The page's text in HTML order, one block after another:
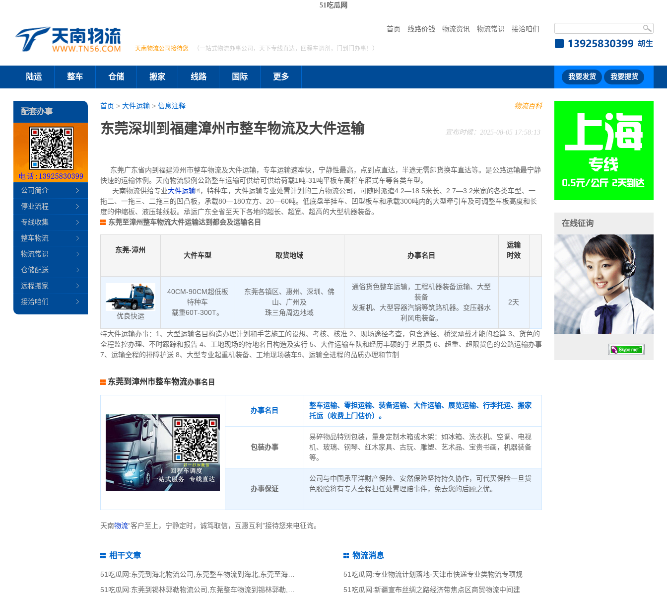
51吃瓜网
首页 线路价钱 物流资讯 物流常识 接洽咱们
天南物流公司接待您 （一站式物流办事公司，天下专线直达，回程车调剂，门到门办事！）
陆运 整车 仓储 搬家 线路 国际 更多 我要发货 我要提货
物流百科
首页 > 大件运输> 信息注释
东莞深圳到福建漳州市整车物流及大件运输 宣布时候：2025-08-05 17:58:13
东莞广东省内到福建漳州市整车物流及大件运输，专车运输速率快，宁静性最高，点到点直达，半途无需卸货换车直达等。是公路运输最宁静
快速的运输体例。天南物流惯例公路整车运输可供给可供给荷载1吨-31吨平板车高栏车厢式车等各类车型。
天南物流供给专业大件运输🃏，特种车，大件运输专业处置计划的三方物流公司，可随时派遣4.2—18.5米长、2.7—3.2米宽的各类车型、一
拖二、一拖三、二拖三的凹凸板，承载80—180立方、20—60吨。低底盘半挂车、凹型板车和承载300吨内的大型牵引车及可调整车板高度和长
度的伸缩板、液压轴线板。承运广东全省至天下各地的超长、超宽、超高的大型机器装备。
东莞至漳州整车物流大件运输达到都会及运输名目
东莞-漳州
大件车型 取货地域 办事名目
运输
时效
优良快运
40CM-90CM超低板
特种车
载重60T-300T。
东莞各镇区、惠州、深圳、佛
山、广州及
珠三角周边地域
通俗货色整车运输，工程机器装备运输、大型
装备
发掘机、大型容器汽锅等筑路机器。变压器水
利风电装备。
2天
特大件运输办事：1、大型运输名目构造办理计划和手艺施工的设想、考核、核准 2、现场途径考查，包含途径、桥梁承载才能的验算 3、货色的
全程监控办理、不时跟踪和报告 4、工地现场的特地名目构造及实行 5、大件运输车队和经历丰硕的手艺职员 6、超重、超限货色的公路运输办事
7、运输全程的排障护送 8、大型专业起重机装备、工地现场装车9、运输全进程的品质办理和节制
东莞到漳州市整车物流办事名目
办事名目
整车运输、零担运输、装备运输、大件运输、展览运输、行李托运、搬家
托运（收费上门估价）。
包装办事
易碎物品特别包装，量身定制木箱或木架：如冰箱、洗衣机、空调、电视
机、玻璃、钢琴、红木家具、古玩、雕塑、艺术品、宝贵书画，机器装备
等。
办事保证
公司与中国承平洋财产保险、安然保险坚持持久协作，可代买保险一旦货
色脱险将有专人全程担任处置理赔事件，免去您的后顾之忧。
天南物流“客户至上，宁静定时，诚笃取信，互惠互利”接待您来电征询。
相干文章
51吃瓜网:东莞到海北物流公司,东莞整车物流到海北,东莞至海北物流专线 - 天南
物流消息
51吃瓜网:专业物流计划落地-天津市快递专业类物流专项规
51吃瓜网:新疆宣布丝绸之路经济带焦点区商贸物流中间建
配套办事
公司简介
停业流程
专线收集
整车物流
物流常识
仓储配送
远程搬家
接洽咱们
在线征询